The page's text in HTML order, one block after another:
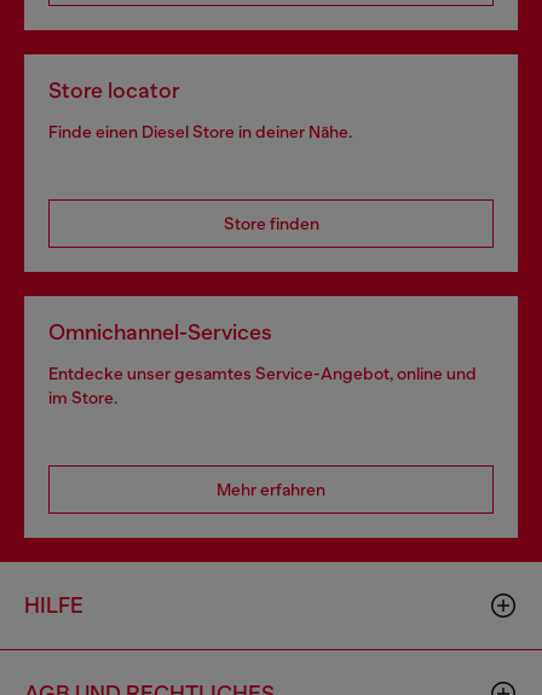
Store locator
Finde einen Diesel Store in deiner Nähe.
Store finden
Omnichannel-Services
Entdecke unser gesamtes Service-Angebot, online und
im Store.
Mehr erfahren
HILFE